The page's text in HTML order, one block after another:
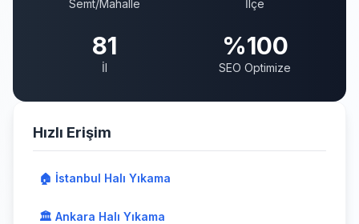
Semt/Mahalle İlçe
81
İl
%100
SEO Optimize
Hızlı Erişim
🏠 İstanbul Halı Yıkama
🏛️ Ankara Halı Yıkama